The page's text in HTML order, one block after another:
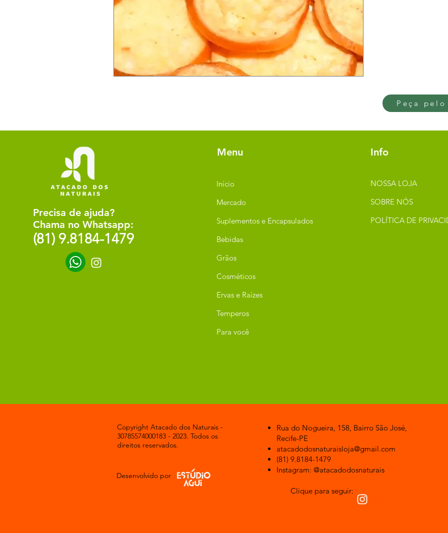
Peça pelo
Precisa de ajuda?
Chama no Whatsapp:
(81) 9.8184-1479
Menu
Início
Mercado
Suplementos e Encapsulados
Bebidas
Grãos
Cosméticos
Ervas e Raízes
Temperos
Para você
Info
NOSSA LOJA
SOBRE NÓS
POLÍTICA DE
Copyright Atacado dos Naturais -
30785574000183 - 2023. Todos os
direitos reservados.
Desenvolvido por
Rua do Nogueira, 158, Bairro São José,
Recife-PE
atacadodosnaturaisloja@gmail.com
(81) 9.8184-1479
Instagram: @atacadodosnaturais
Clique para seguir: